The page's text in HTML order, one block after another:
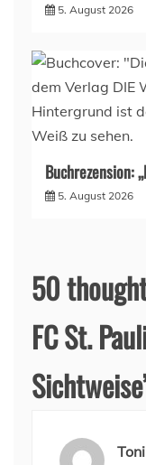
5. August 2026
Buchrezension:
5. August 2026
50
FC St.
Sichtweise
Toni